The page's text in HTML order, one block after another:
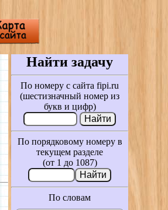
Найти задачу
По номеру с сайта fipi.ru
(шестизначный номер из
букв и цифр)
По порядковому номеру в
текущем разделе
(от 1 до 1087)
По словам